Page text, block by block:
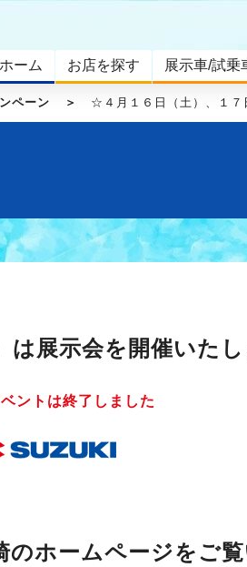
ホーム お店を探す 展示車/試乗
ペーン ☆４月１６日（土）、１
は展示会を開催いた
ントは終了しました
ホームページをご覧